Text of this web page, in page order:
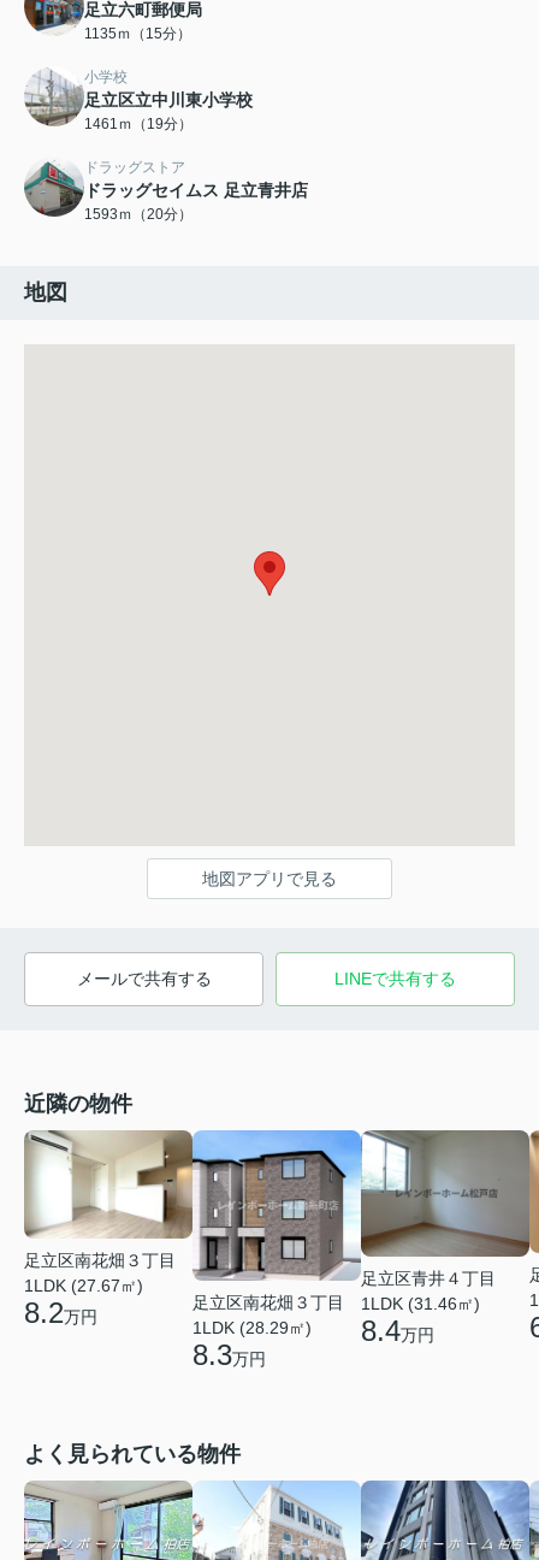
足立六町郵便局
1135ｍ（15分）
小学校
足立区立中川東小学校
1461ｍ（19分）
ドラッグストア
ドラッグセイムス 足立青井店
1593ｍ（20分）
地図
地図アプリで見る
メールで共有する LINEで共有する
近隣の物件
足立区南花畑３丁目
1LDK (27.67㎡)
8.2万円
足立区南花畑３丁目
1LDK (28.29㎡)
8.3万円
足立区青井４丁目
1LDK (31.46㎡)
8.4万円
よく見られている物件